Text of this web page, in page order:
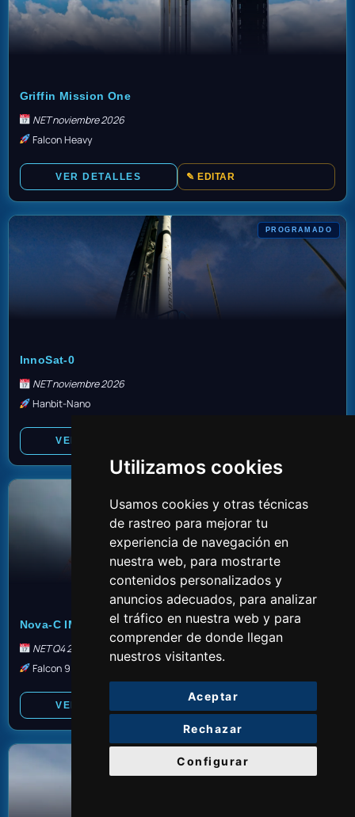
Utilizamos cookies
Usamos cookies y otras técnicas
de rastreo para mejorar tu
experiencia de navegación en
nuestra web, para mostrarte
contenidos personalizados y
anuncios adecuados, para analizar
el tráfico en nuestra web y para
comprender de donde llegan
nuestros visitantes.
Aceptar
Rechazar
Configurar
Griffin Mission One
NET noviembre 2026
Falcon Heavy
VER DETALLES ✎ EDITAR
PROGRAMADO
InnoSat-0
NET noviembre 2026
Hanbit-Nano
VER DETALLES
Nova-C IM-3 & Others
NET Q4 2026
Falcon 9 Block 5
VER DETALLES ✎ EDITAR